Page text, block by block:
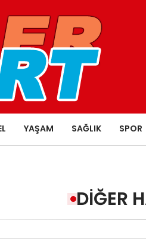
YAŞAM SAĞLIK SPOR
DIĞER